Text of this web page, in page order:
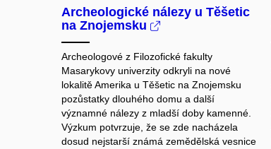
Archeologické nálezy u Těšetic
na Znojemsku
Archeologové z Filozofické fakulty
Masarykovy univerzity odkryli na nové
lokalitě Amerika u Těšetic na Znojemsku
pozůstatky dlouhého domu a další
významné nálezy z mladší doby kamenné.
Výzkum potvrzuje, že se zde nacházela
dosud nejstarší známá zemědělská vesnice